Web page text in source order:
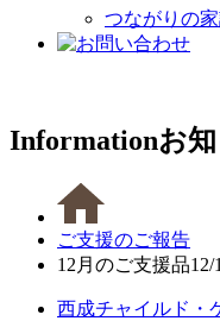
つながりの
Informationお
ご支援のご報告
12月のご支援品
西成チャイルド・